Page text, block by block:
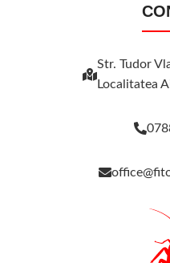
Str. Tudor
Localitatea